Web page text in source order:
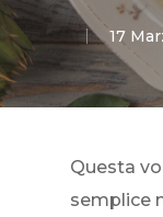
17
Questa
semplice